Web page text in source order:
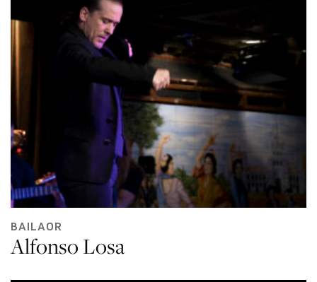
BAILAOR
Alfonso Losa